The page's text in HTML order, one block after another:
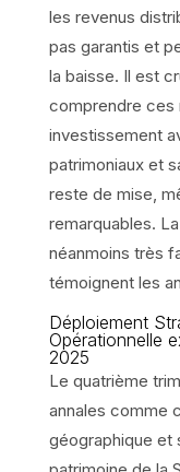
les revenus
pas garantis et
la baisse. Il est
comprendre ces
investissement
patrimoniaux et
reste de mise,
remarquables.
néanmoins très
témoignent les
Déploiement
Opérationnelle
2025
Le quatrième
annales comme
géographique et